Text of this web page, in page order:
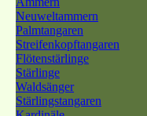
Neuweltammern
Palmtangaren
Streifenkopftangaren
Flötenstärlinge
Stärlinge
Waldsänger
Stärlingstangaren